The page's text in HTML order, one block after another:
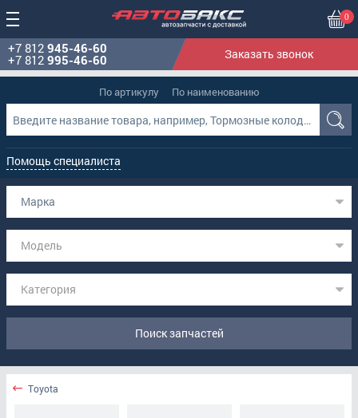
0
+7 812 945-46-60
+7 812 995-46-60 Заказать звонок
По артикулу По наименованию
Помощь специалиста
Марка
Модель
Категория
Поиск запчастей
Toyota